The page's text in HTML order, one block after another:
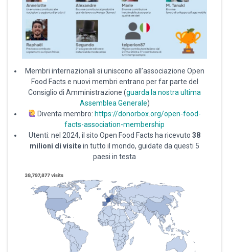
Membri internazionali si uniscono all’associazione Open
Food Facts e nuovi membri entrano per far parte del
Consiglio di Amministrazione (guarda la nostra ultima
Assemblea Generale)
Diventa membro: https://donorbox.org/open-food-
facts-association-membership
Utenti: nel 2024, il sito Open Food Facts ha ricevuto 38
milioni di visitein tutto il mondo, guidate da questi 5
paesi in testa